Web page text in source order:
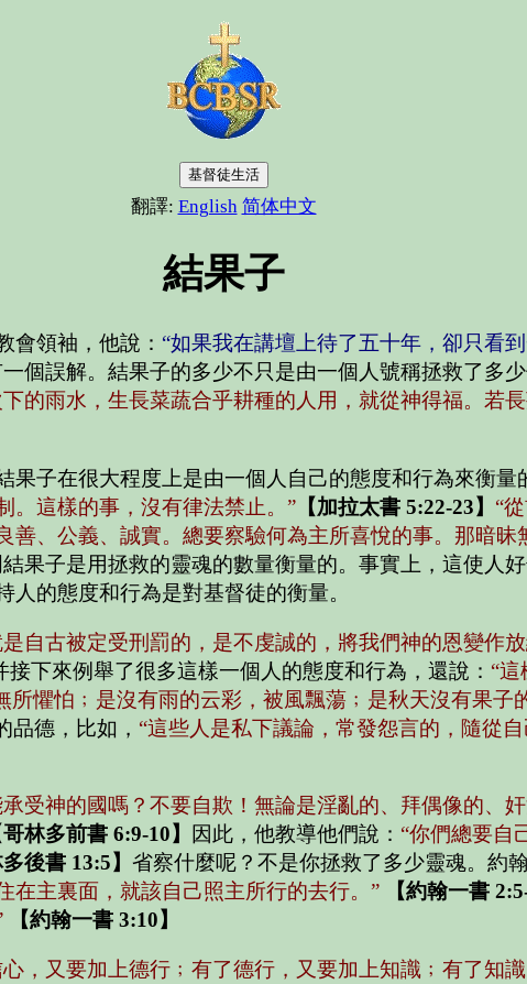
基督徒生活
翻譯: English 简体中文
結果子
會領袖，他說： “如果我在講壇上待了五十年，卻只看
個誤解。結果子的多少不只是由一個人號稱拯救了多
的雨水，生長菜蔬合乎耕種的人用，就從神得福。若
子在很大程度上是由一個人自己的態度和行為來衡量
。這樣的事，沒有律法禁止。” 【加拉太書 5:22-23】 “
、公義、誠實。總要察驗何為主所喜悅的事。那暗
果子是用拯救的靈魂的數量衡量的。事實上，這使人
的態度和行為是對基督徒的衡量。
自古被定受刑罰的，是不虔誠的，將我們神的恩變作
接下來例舉了很多這樣一個人的態度和行為，還說： “
懼怕﹔是沒有雨的云彩，被風飄蕩﹔是秋天沒有果子
德，比如， “這些人是私下議論，常發怨言的，隨從
受神的國嗎？不要自欺！無論是淫亂的、拜偶像的、
哥林多前書 6:9-10】 因此，他教導他們說： “你們總要自
多後書 13:5】 省察什麼呢？不是你拯救了多少靈魂。約翰
在主裏面，就該自己照主所行的去行。”
【約翰一書 2:5-
【約翰一書 3:10】
，又要加上德行﹔有了德行，又要加上知識﹔有了知